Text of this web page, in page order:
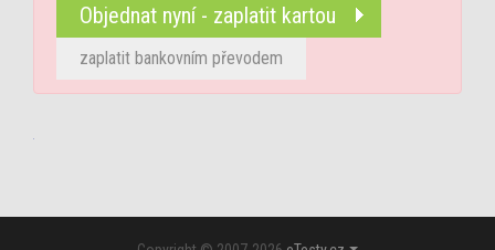
Objednat nyní - zaplatit kartou
zaplatit bankovním převodem